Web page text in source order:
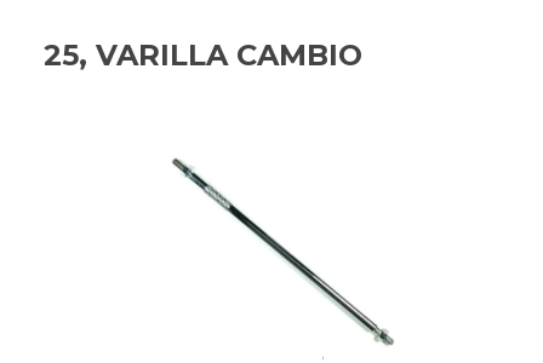
25, VARILLA CAMBIO